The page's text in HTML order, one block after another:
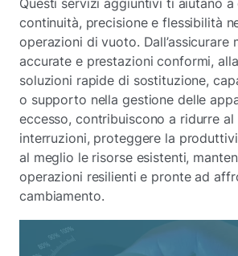
Questi servizi aggiuntivi ti aiutano a
continuità, precisione e flessibilità
operazioni di vuoto. Dall’assicurare
accurate e prestazioni conformi,
soluzioni rapide di sostituzione,
o supporto nella gestione delle
eccesso, contribuiscono a ridurre al
interruzioni, proteggere la
al meglio le risorse esistenti,
operazioni resilienti e pronte ad
cambiamento.